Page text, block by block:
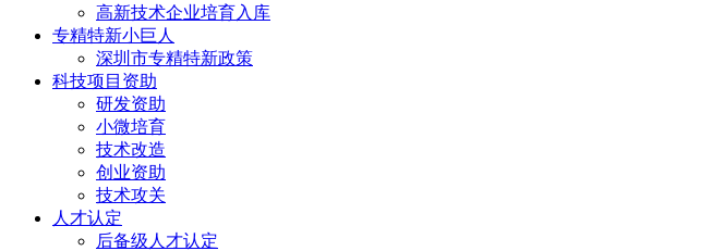
高新技术企业培育入库
专精特新小巨人
深圳市专精特新政策
科技项目资助
研发资助
小微培育
技术改造
创业资助
技术攻关
人才认定
后备级人才认定